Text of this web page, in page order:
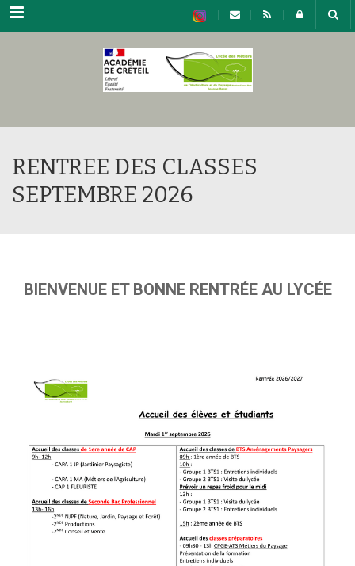
Menu
RENTREE DES CLASSES
SEPTEMBRE 2026
BIENVENUE ET BONNE RENTRÉE AU LYCÉE